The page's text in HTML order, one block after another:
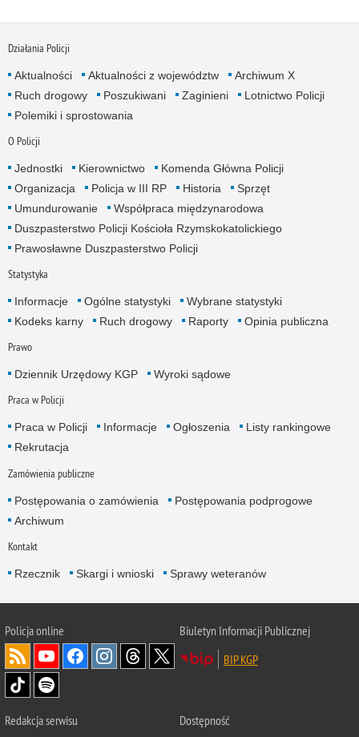
Działania Policji
Aktualności Aktualności z województw
Archiwum X
Ruch drogowy
Poszukiwani Zaginieni
Lotnictwo Policji
Polemiki i sprostowania
O Policji
Jednostki Kierownictwo
Komenda Główna Policji
Organizacja
Policja w III RP Historia
Sprzęt
Umundurowanie
Współpraca międzynarodowa
Duszpasterstwo Policji Kościoła Rzymskokatolickiego
Prawosławne Duszpasterstwo Policji
Statystyka
Informacje Ogólne statystyki
Wybrane statystyki
Kodeks karny
Ruch drogowy Raporty Opinia publiczna
Prawo
Dziennik Urzędowy KGP Wyroki sądowe
Praca w Policji
Praca w Policji Informacje Ogłoszenia
Listy rankingowe
Rekrutacja
Zamówienia publiczne
Postępowania o zamówienia
Postępowania podprogowe
Archiwum
Kontakt
Rzecznik Skargi i wnioski Sprawy weteranów
Policjaonline
Biuletyn Informacji Publicznej
BIP KGP
Redakcja serwisu Dostępność